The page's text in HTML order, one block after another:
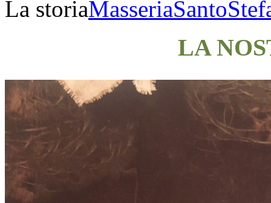
La storia
LA